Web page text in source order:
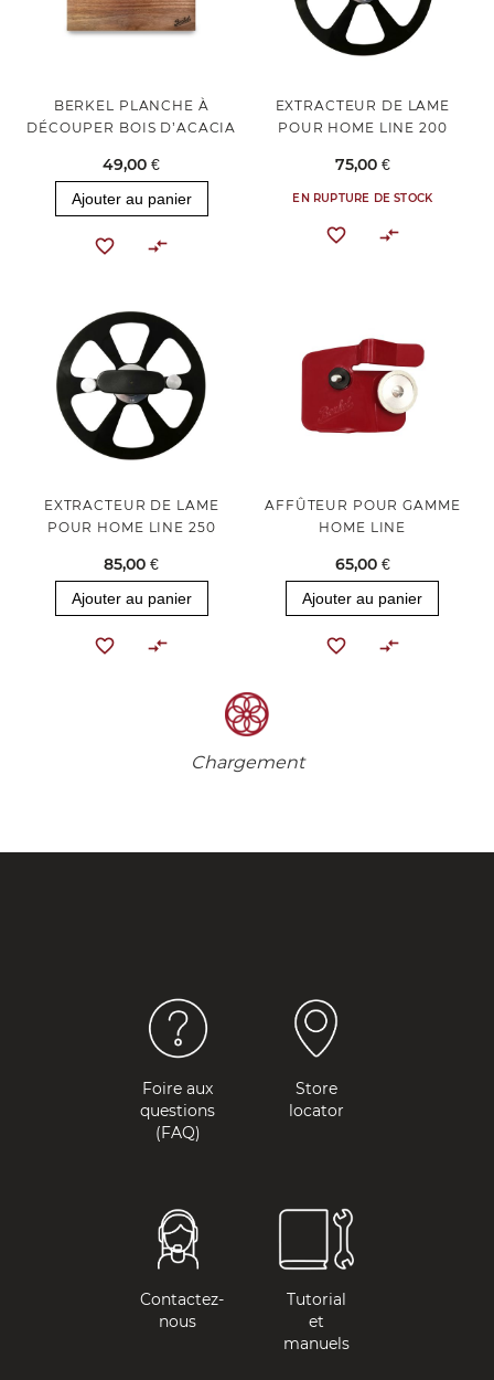
BERKEL PLANCHE À
DÉCOUPER BOIS D’ACACIA
49,00 €
Ajouter au panier
EXTRACTEUR DE LAME
POUR HOME LINE 200
75,00 €
EN RUPTURE DE STOCK
EXTRACTEUR DE LAME
POUR HOME LINE 250
85,00 €
Ajouter au panier
AFFÛTEUR POUR GAMME
HOME LINE
65,00 €
Ajouter au panier
Chargement
Foire aux
questions
(FAQ)
Store
locator
Contactez-
nous
Tutorial
et
manuels